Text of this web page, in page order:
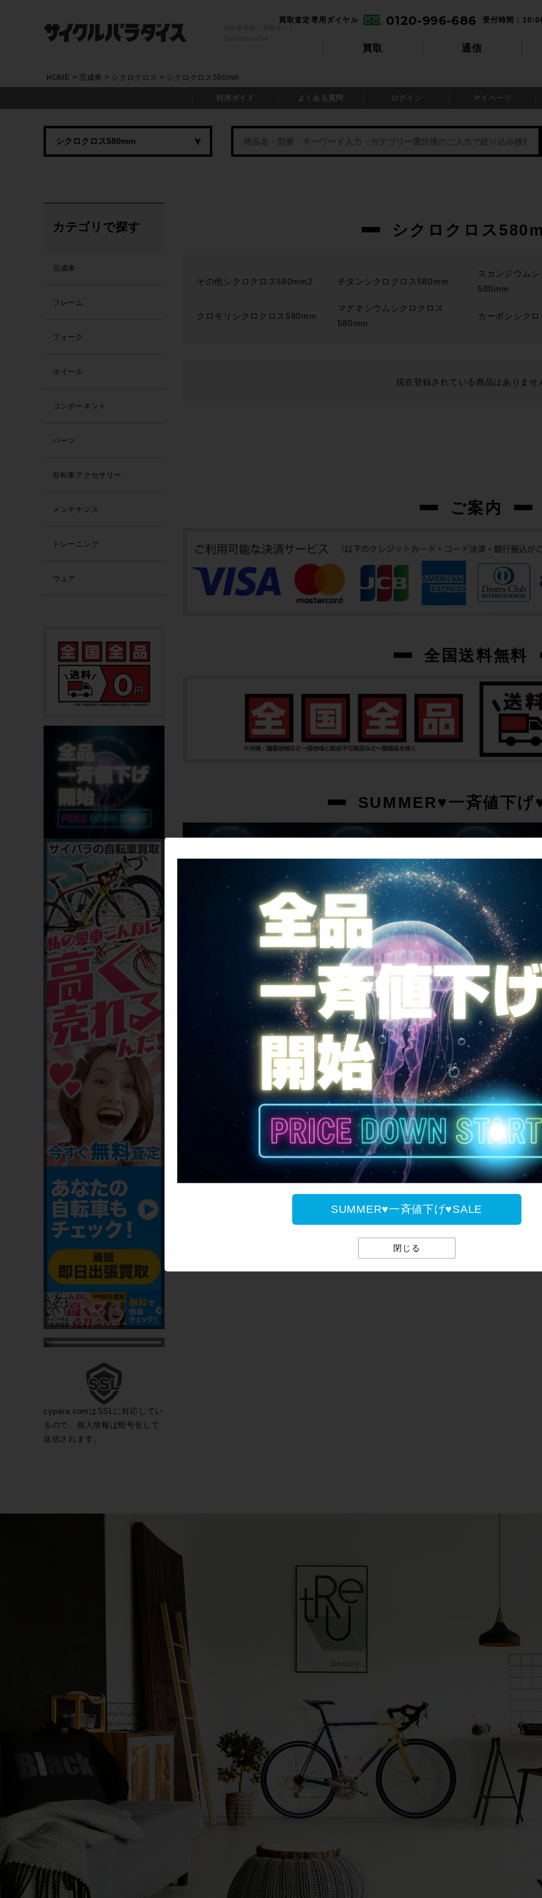
買取 通信
買取査定専用ダイヤル 0120-996-686 受付時間：
SUMMER♥一斉値下げ♥SALE
閉じる
HOME 完成車 シクロクロス シクロクロス580mm
利用ガイド よくある質問 ログイン マイページ
シクロクロス
その他シクロクロス580mm2 チタンシクロクロス580mm
スカンジウム
580mm
クロモリシクロクロス580mm
マグネシウムシクロクロス
580mm
カーボンシク
現在登録されている商品はありませ
ご案内
全国送料無料
SUMMER♥一斉値下
サイパラのお買取サ
中古のロードバイク通販のご案内
中古のロードバイク シクロクロス580mm一覧のご案内です。
自転車専門店サイクルパラダイスではシクロクロス580mmなどスポーツ自転車を通販・
カテゴリで探す
完成車
フレーム
フォーク
ホイール
コンポーネント
パーツ
自転車アクセサリー
メンテナンス
トレーニング
ウェア
cypara.comはSSLに対応してい
るので、個人情報は暗号化して
送信されます。